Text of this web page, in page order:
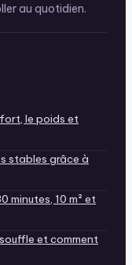
au quotidien.
le poids et
stables grâce à
minutes, 10 m² et
et comment